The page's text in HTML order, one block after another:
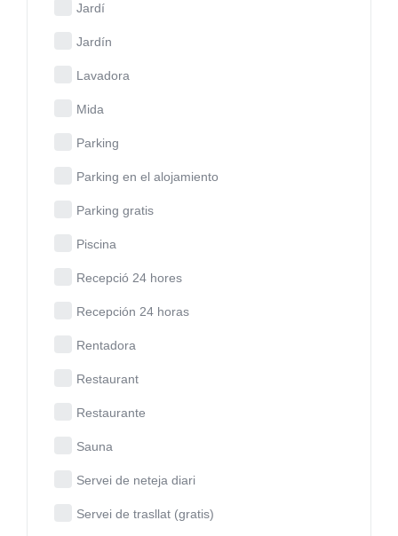
Jardí
Jardín
Lavadora
Mida
Parking
Parking en el alojamiento
Parking gratis
Piscina
Recepció 24 hores
Recepción 24 horas
Rentadora
Restaurant
Restaurante
Sauna
Servei de neteja diari
Servei de trasllat (gratis)